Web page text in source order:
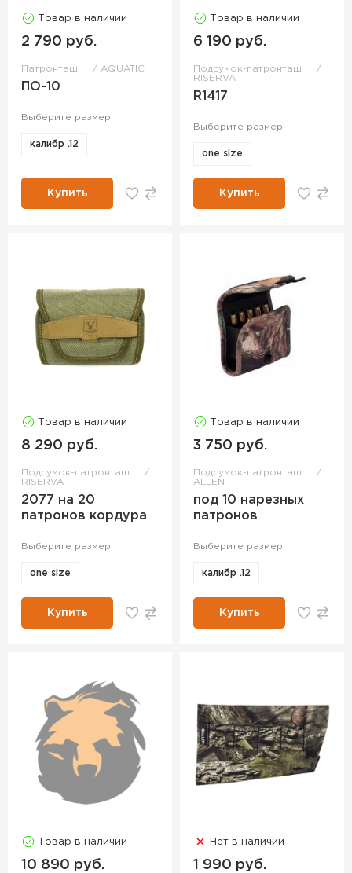
Товар в наличии
2 790 руб.
Патронташ AQUATIC
ПО-10
Выберите размер:
калибр .12
Купить
Товар в наличии
6 190 руб.
Подсумок-патронташ
RISERVA
R1417
Выберите размер:
one size
Купить
Товар в наличии
8 290 руб.
Подсумок-патронташ
RISERVA
2077 на 20
патронов кордура
Выберите размер:
one size
Купить
Товар в наличии
3 750 руб.
Подсумок-патронташ
ALLEN
под 10 нарезных
патронов
Выберите размер:
калибр .12
Купить
Товар в наличии
10 890 руб.
Нет в наличии
1 990 руб.